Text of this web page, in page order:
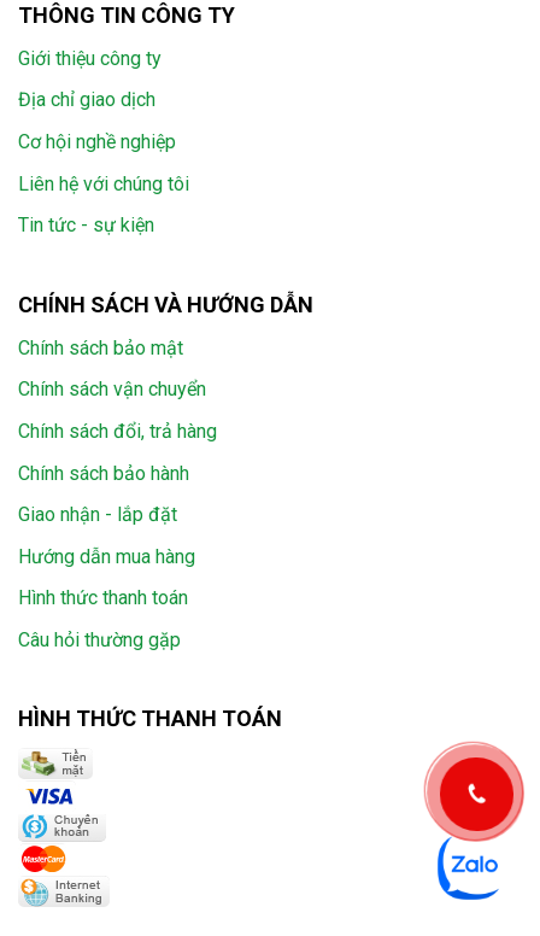
THÔNG TIN CÔNG TY
Giới thiệu công ty
Địa chỉ giao dịch
Cơ hội nghề nghiệp
Liên hệ với chúng tôi
Tin tức - sự kiện
CHÍNH SÁCH VÀ HƯỚNG DẪN
Chính sách bảo mật
Chính sách vận chuyển
Chính sách đổi, trả hàng
Chính sách bảo hành
Giao nhận - lắp đặt
Hướng dẫn mua hàng
Hình thức thanh toán
Câu hỏi thường gặp
HÌNH THỨC THANH TOÁN